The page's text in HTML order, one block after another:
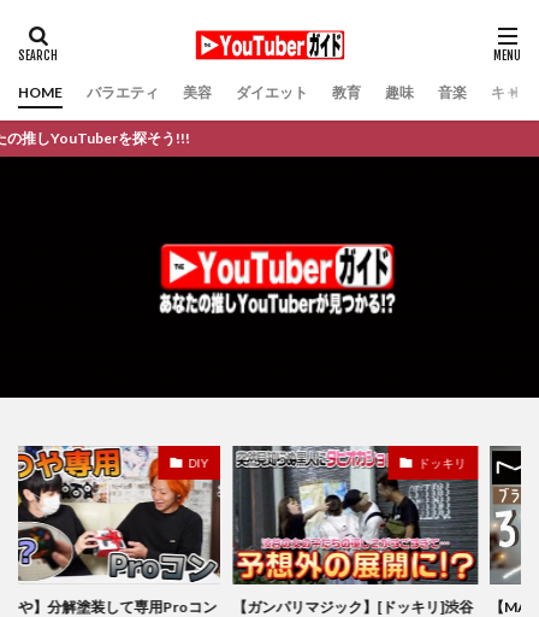
HOME バラエティ 美容 ダイエット 教育 趣味 音楽 キャバ
を探そう!!!
DIY
装して専用Proコン
ドッキリ
【ガンパリマジック】[ドッキリ]渋谷
【MAC】ブラウン